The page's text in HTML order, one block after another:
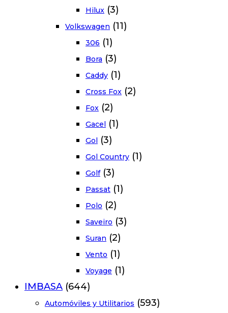
Hilux (3)
Volkswagen (11)
306 (1)
Bora (3)
Caddy (1)
Cross Fox (2)
Fox (2)
Gacel (1)
Gol (3)
Gol Country (1)
Golf (3)
Passat (1)
Polo (2)
Saveiro (3)
Suran (2)
Vento (1)
Voyage (1)
IMBASA (644)
Automóviles y Utilitarios (593)